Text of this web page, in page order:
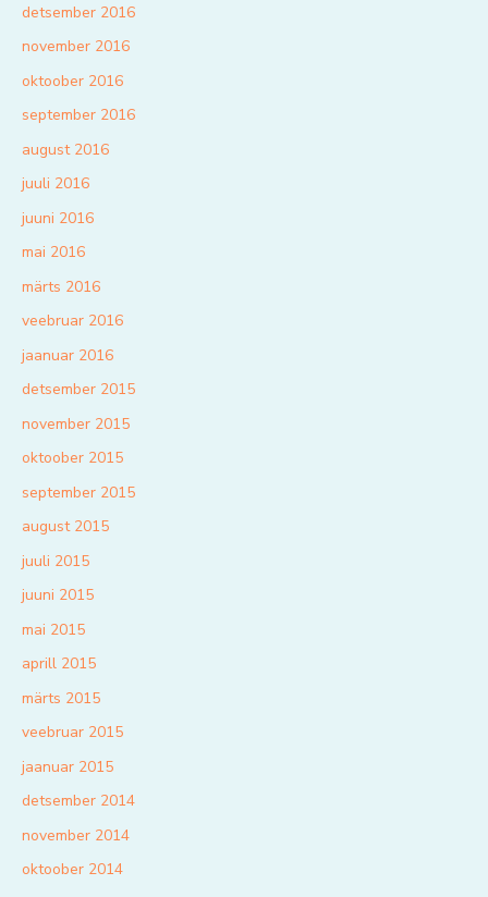
detsember 2016
november 2016
oktoober 2016
september 2016
august 2016
juuli 2016
juuni 2016
mai 2016
märts 2016
veebruar 2016
jaanuar 2016
detsember 2015
november 2015
oktoober 2015
september 2015
august 2015
juuli 2015
juuni 2015
mai 2015
aprill 2015
märts 2015
veebruar 2015
jaanuar 2015
detsember 2014
november 2014
oktoober 2014